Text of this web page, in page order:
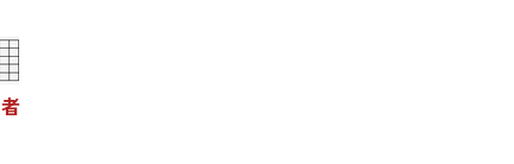
者